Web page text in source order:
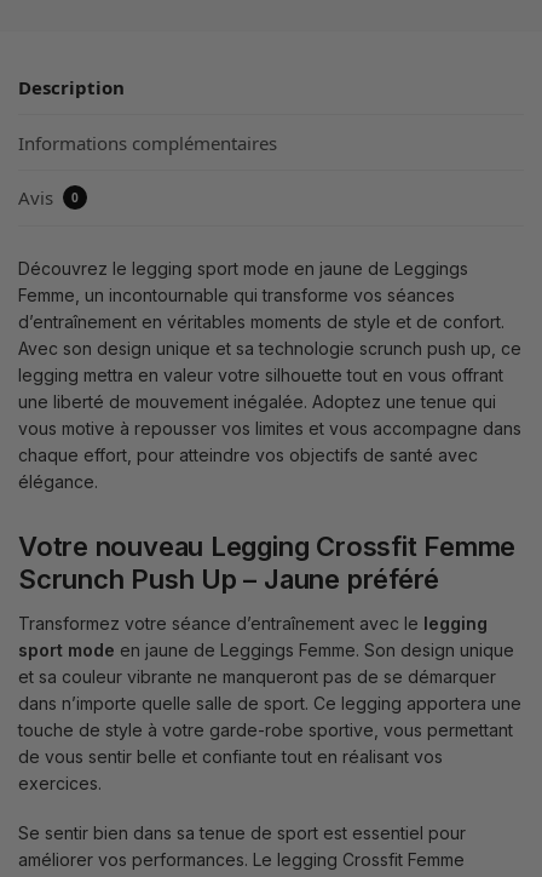
Description
Informations complémentaires
Avis 0
Découvrez le legging sport mode en jaune de Leggings
Femme, un incontournable qui transforme vos séances
d’entraînement en véritables moments de style et de confort.
Avec son design unique et sa technologie scrunch push up, ce
legging mettra en valeur votre silhouette tout en vous offrant
une liberté de mouvement inégalée. Adoptez une tenue qui
vous motive à repousser vos limites et vous accompagne dans
chaque effort, pour atteindre vos objectifs de santé avec
élégance.
Votre nouveau Legging Crossfit Femme
Scrunch Push Up – Jaune préféré
Transformez votre séance d’entraînement avec le legging
sport mode en jaune de Leggings Femme. Son design unique
et sa couleur vibrante ne manqueront pas de se démarquer
dans n’importe quelle salle de sport. Ce legging apportera une
touche de style à votre garde-robe sportive, vous permettant
de vous sentir belle et confiante tout en réalisant vos
exercices.
Se sentir bien dans sa tenue de sport est essentiel pour
améliorer vos performances. Le legging Crossfit Femme